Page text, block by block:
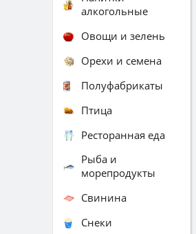
алкогольные
Овощи и зелень
Орехи и семена
Полуфабрикаты
Птица
Ресторанная еда
Рыба и
морепродукты
Свинина
Снеки